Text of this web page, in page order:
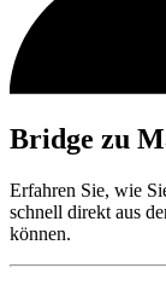
Bridge zu
Erfahren Sie, wie
schnell direkt aus
können.